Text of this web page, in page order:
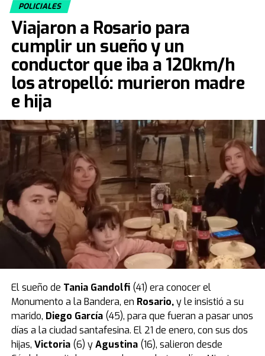
Según las primeras pericias forenses, el pequeño Dante
habría ingerido veneno para ratas.
Lagran cantidad de sustancia tóxicahallada en las
víscerasdel bebé apunta además a que el venenono
fue ingerido accidentalmente, ya que contiene una
sustancia amarga para evitar que chicos lo coman.
Los expertos indicaron que el intervalo de tres horas
entre el momento en que Dante comió la banana
aplastada y su malestar coincide con el tiempo
necesario para que la sustancia haga efecto en el
organismo de un niño tan pequeño.
Por eso, la Justicia ordenó laprisión preventiva por 30
días para la madre, que fue confirmada en una
audiencia de custodia realizada el jueves 28 de agosto.
El caso quedó caratulado comomuerte sospechosa,
pero la mujer es investigada por
homicidio calificado.
La tatuadora fue grabada un día antes
mientras compraba el veneno en un
supermercado
POLICIALES
Viajaron a Rosario para
cumplir un sueño y un
conductor que iba a 120km/h
los atropelló: murieron madre
e hija
El sueño de Tania Gandolfi(41) era conocer el
Monumento a la Bandera, en Rosario,y le insistió a su
marido, Diego García(45), para que fueran a pasar unos
días a la ciudad santafesina. El 21 de enero, con sus dos
hijas, Victoria (6) yAgustina (16), salieron desde